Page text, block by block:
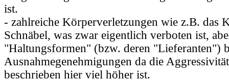
ist.
- zahlreiche Körperverletzungen wie z.B. das
Schnäbel, was zwar eigentlich verboten ist,
"Haltungsformen" (bzw. deren "Lieferanten")
Ausnahmegenehmigungen da die
beschrieben hier viel höher ist.